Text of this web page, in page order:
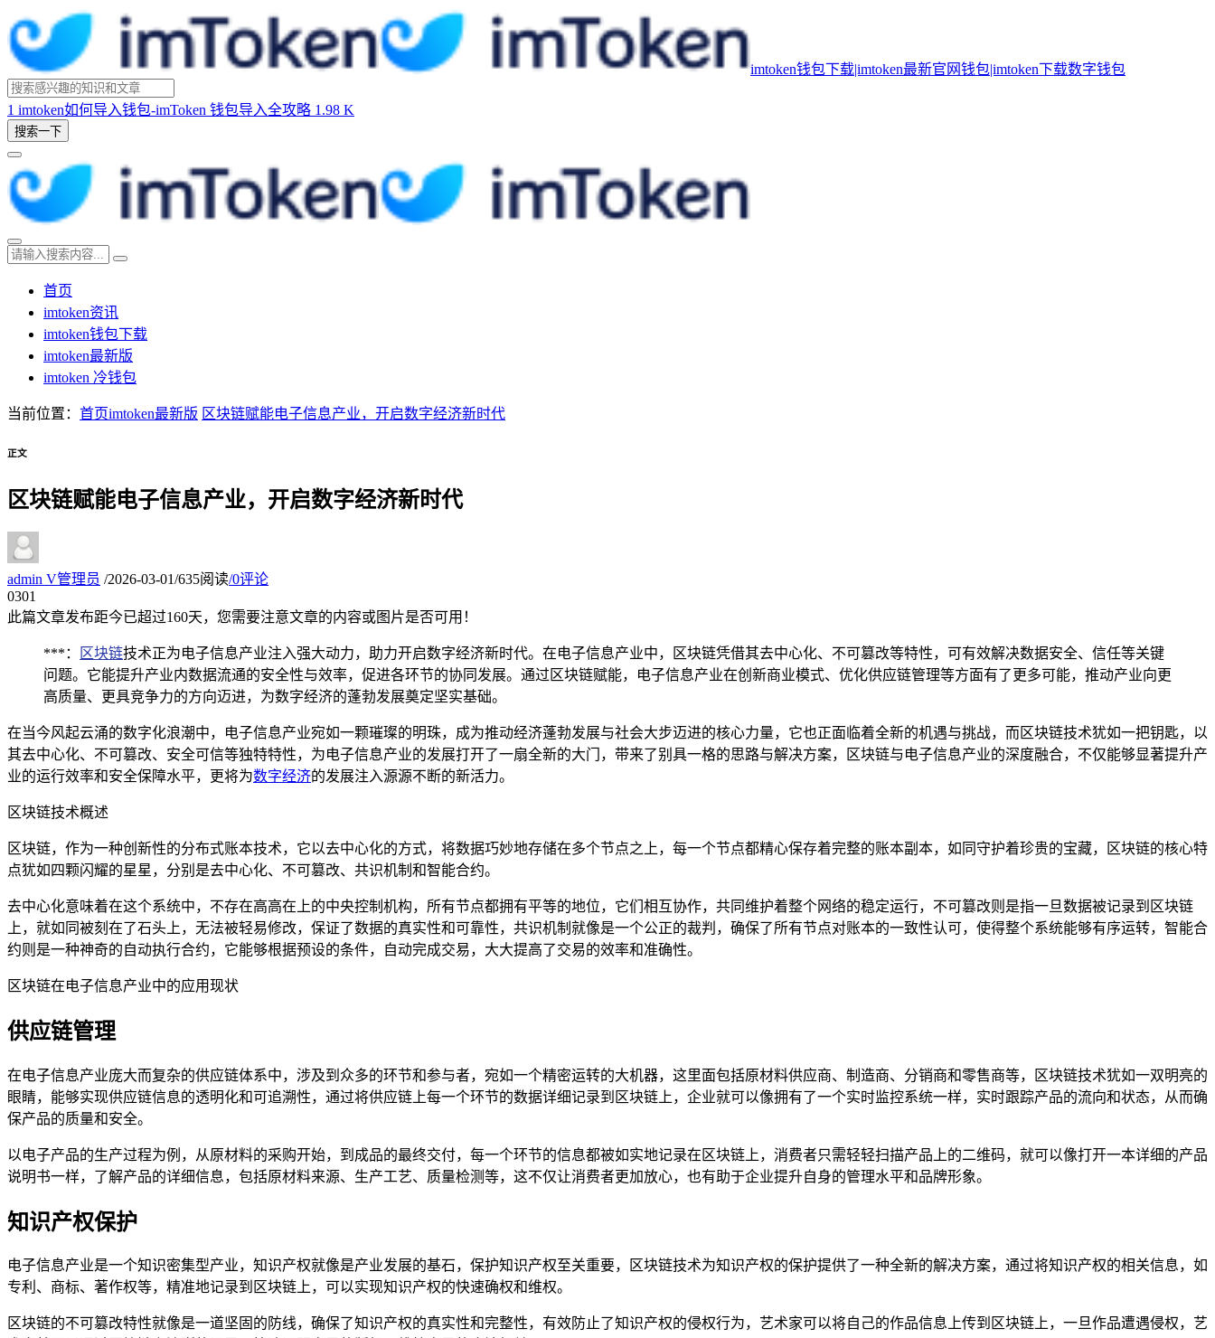
imtoken钱包下载|imtoken最新官网钱包|imtoken下载数字钱包
1 imtoken如何导入钱包-imToken 钱包导入全攻略 1.98 K
搜索一下
首页
imtoken资讯
imtoken钱包下载
imtoken最新版
imtoken 冷钱包
当前位置： 首页imtoken最新版 区块链赋能电子信息产业，开启数字经济新时代
正文
区块链赋能电子信息产业，开启数字经济新时代
admin V管理员 /2026-03-01/635阅读/0评论
0301
此篇文章发布距今已超过160天，您需要注意文章的内容或图片是否可用！
***： 区块链技术正为电子信息产业注入强大动力，助力开启数字经济新时代。在电子信息产业中，区块链凭借其去中心化、不可篡改等特性，可有效解决数据安全、信任等关键
问题。它能提升产业内数据流通的安全性与效率，促进各环节的协同发展。通过区块链赋能，电子信息产业在创新商业模式、优化供应链管理等方面有了更多可能，推动产业向更
高质量、更具竞争力的方向迈进，为数字经济的蓬勃发展奠定坚实基础。
在当今风起云涌的数字化浪潮中，电子信息产业宛如一颗璀璨的明珠，成为推动经济蓬勃发展与社会大步迈进的核心力量，它也正面临着全新的机遇与挑战，而区块链技术犹如一把钥匙，以
其去中心化、不可篡改、安全可信等独特特性，为电子信息产业的发展打开了一扇全新的大门，带来了别具一格的思路与解决方案，区块链与电子信息产业的深度融合，不仅能够显著提升产
业的运行效率和安全保障水平，更将为数字经济的发展注入源源不断的新活力。
区块链技术概述
区块链，作为一种创新性的分布式账本技术，它以去中心化的方式，将数据巧妙地存储在多个节点之上，每一个节点都精心保存着完整的账本副本，如同守护着珍贵的宝藏，区块链的核心特
点犹如四颗闪耀的星星，分别是去中心化、不可篡改、共识机制和智能合约。
去中心化意味着在这个系统中，不存在高高在上的中央控制机构，所有节点都拥有平等的地位，它们相互协作，共同维护着整个网络的稳定运行，不可篡改则是指一旦数据被记录到区块链
上，就如同被刻在了石头上，无法被轻易修改，保证了数据的真实性和可靠性，共识机制就像是一个公正的裁判，确保了所有节点对账本的一致性认可，使得整个系统能够有序运转，智能合
约则是一种神奇的自动执行合约，它能够根据预设的条件，自动完成交易，大大提高了交易的效率和准确性。
区块链在电子信息产业中的应用现状
供应链管理
在电子信息产业庞大而复杂的供应链体系中，涉及到众多的环节和参与者，宛如一个精密运转的大机器，这里面包括原材料供应商、制造商、分销商和零售商等，区块链技术犹如一双明亮的
眼睛，能够实现供应链信息的透明化和可追溯性，通过将供应链上每一个环节的数据详细记录到区块链上，企业就可以像拥有了一个实时监控系统一样，实时跟踪产品的流向和状态，从而确
保产品的质量和安全。
以电子产品的生产过程为例，从原材料的采购开始，到成品的最终交付，每一个环节的信息都被如实地记录在区块链上，消费者只需轻轻扫描产品上的二维码，就可以像打开一本详细的产品
说明书一样，了解产品的详细信息，包括原材料来源、生产工艺、质量检测等，这不仅让消费者更加放心，也有助于企业提升自身的管理水平和品牌形象。
知识产权保护
电子信息产业是一个知识密集型产业，知识产权就像是产业发展的基石，保护知识产权至关重要，区块链技术为知识产权的保护提供了一种全新的解决方案，通过将知识产权的相关信息，如
专利、商标、著作权等，精准地记录到区块链上，可以实现知识产权的快速确权和维权。
区块链的不可篡改特性就像是一道坚固的防线，确保了知识产权的真实性和完整性，有效防止了知识产权的侵权行为，艺术家可以将自己的作品信息上传到区块链上，一旦作品遭遇侵权，艺